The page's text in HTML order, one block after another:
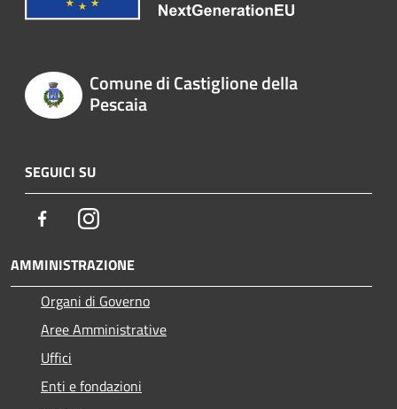
Comune di Castiglione della
Pescaia
SEGUICI SU
FacebookInstagram
AMMINISTRAZIONE
Organi di Governo
Aree Amministrative
Uffici
Enti e fondazioni